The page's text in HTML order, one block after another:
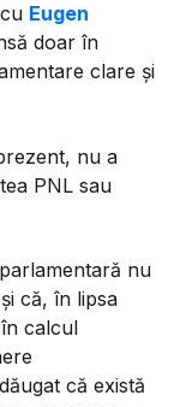
Eugen
doar în
clare și
nu a
PNL sau
nu
că, în lipsa
calcul
că există